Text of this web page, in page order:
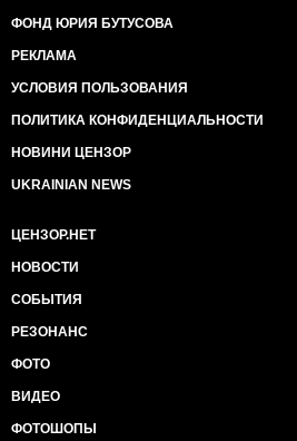
ФОНД ЮРИЯ БУТУСОВА
РЕКЛАМА
УСЛОВИЯ ПОЛЬЗОВАНИЯ
ПОЛИТИКА КОНФИДЕНЦИАЛЬНОСТИ
НОВИНИ ЦЕНЗОР
UKRAINIAN NEWS
ЦЕНЗОР.НЕТ
НОВОСТИ
СОБЫТИЯ
РЕЗОНАНС
ФОТО
ВИДЕО
ФОТОШОПЫ